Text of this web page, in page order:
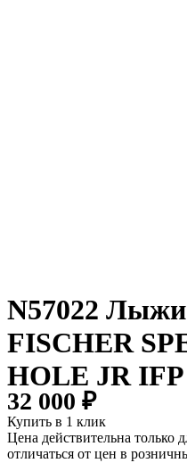
N57022 Лыжи
FISCHER
HOLE JR IFP
32 000 ₽
Купить в 1 клик
Цена действительна только
отличаться от цен в